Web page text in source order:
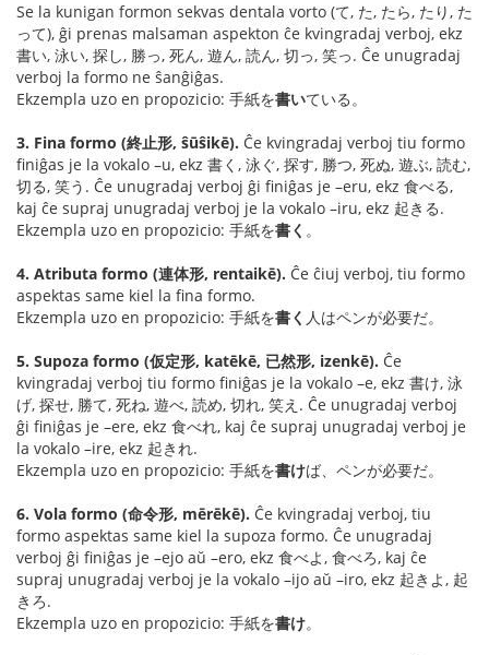
Se la kunigan formon sekvas dentala vorto (て, た, たら, たり, た
って), ĝi prenas malsaman aspekton ĉe kvingradaj verboj, ekz
書い, 泳い, 探し, 勝っ, 死ん, 遊ん, 読ん, 切っ, 笑っ. Ĉe unugradaj
verboj la formo ne ŝanĝiĝas.
Ekzempla uzo en propozicio: 手紙を書いている。
3. Fina formo (終止形, ŝūŝikē). Ĉe kvingradaj verboj tiu formo
finiĝas je la vokalo –u, ekz 書く, 泳ぐ, 探す, 勝つ, 死ぬ, 遊ぶ, 読む,
切る, 笑う. Ĉe unugradaj verboj ĝi finiĝas je –eru, ekz 食べる,
kaj ĉe supraj unugradaj verboj je la vokalo –iru, ekz 起きる.
Ekzempla uzo en propozicio: 手紙を書く 。
4. Atributa formo (連体形, rentaikē). Ĉe ĉiuj verboj, tiu formo
aspektas same kiel la fina formo.
Ekzempla uzo en propozicio: 手紙を書く 人はペンが必要だ。
5. Supoza formo (仮定形, katēkē, 已然形, izenkē). Ĉe
kvingradaj verboj tiu formo finiĝas je la vokalo –e, ekz 書け, 泳
げ, 探せ, 勝て, 死ね, 遊べ, 読め, 切れ, 笑え. Ĉe unugradaj verboj
ĝi finiĝas je –ere, ekz 食べれ, kaj ĉe supraj unugradaj verboj je
la vokalo –ire, ekz 起きれ.
Ekzempla uzo en propozicio: 手紙を書けば、ペンが必要だ。
6. Vola formo (命令形, mērēkē). Ĉe kvingradaj verboj, tiu
formo aspektas same kiel la supoza formo. Ĉe unugradaj
verboj ĝi finiĝas je –ejo aŭ –ero, ekz 食べよ, 食べろ, kaj ĉe
supraj unugradaj verboj je la vokalo –ijo aŭ –iro, ekz 起きよ, 起
きろ.
Ekzempla uzo en propozicio: 手紙を書け。